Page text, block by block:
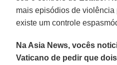
mais episódios de
existe um controle
Na Asia News, vocês
Vaticano de pedir que